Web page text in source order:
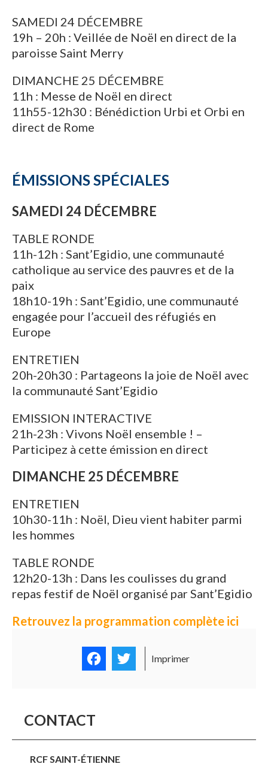
SAMEDI 24 DÉCEMBRE
19h – 20h : Veillée de Noël en direct de la
paroisse Saint Merry
DIMANCHE 25 DÉCEMBRE
11h : Messe de Noël en direct
11h55-12h30 : Bénédiction Urbi et Orbi en
direct de Rome
ÉMISSIONS SPÉCIALES
SAMEDI 24 DÉCEMBRE
TABLE RONDE
11h-12h : Sant’Egidio, une communauté
catholique au service des pauvres et de la
paix
18h10-19h : Sant’Egidio, une communauté
engagée pour l’accueil des réfugiés en
Europe
ENTRETIEN
20h-20h30 : Partageons la joie de Noël avec
la communauté Sant’Egidio
EMISSION INTERACTIVE
21h-23h : Vivons Noël ensemble ! –
Participez à cette émission en direct
DIMANCHE 25 DÉCEMBRE
ENTRETIEN
10h30-11h : Noël, Dieu vient habiter parmi
les hommes
TABLE RONDE
12h20-13h : Dans les coulisses du grand
repas festif de Noël organisé par Sant’Egidio
Retrouvez la programmation complète ici
FacebookTwitter
Imprimer
CONTACT
RCF SAINT-ÉTIENNE